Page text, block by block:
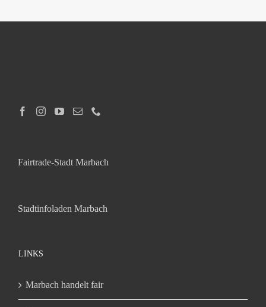
Fairtrade-Stadt Marbach
Stadtinfoladen Marbach
LINKS
Marbach handelt fair